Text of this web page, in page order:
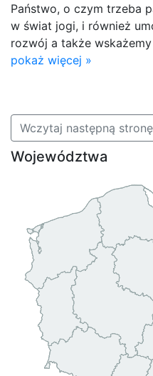
Państwo, o czym trzeba
w świat jogi, i również
rozwój a także
pokaż więcej »
Wczytaj następną stronę
Województwa